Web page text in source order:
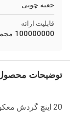
جعبه چوبی
قابلیت ارائه
100000000 مجموعه
توضیحات